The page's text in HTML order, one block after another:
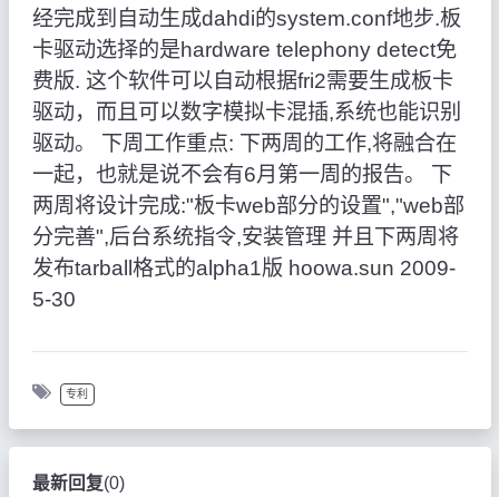
经完成到自动生成dahdi的system.conf地步.板
卡驱动选择的是hardware telephony detect免
费版. 这个软件可以自动根据fri2需要生成板卡
驱动，而且可以数字模拟卡混插,系统也能识别
驱动。 下周工作重点: 下两周的工作,将融合在
一起，也就是说不会有6月第一周的报告。 下
两周将设计完成:"板卡web部分的设置","web部
分完善",后台系统指令,安装管理 并且下两周将
发布tarball格式的alpha1版 hoowa.sun 2009-
5-30
专利
最新回复(0)